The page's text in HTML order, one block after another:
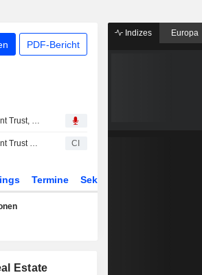
PDF-Bericht
Primaris Real Estate Investment Trust, Q2 2026 Earnings Call, Jul 30, 2026
Primaris Real Estate Investment Trust sucht Übernahmen CI
Termine Sektor
Estate
Indizes Europa